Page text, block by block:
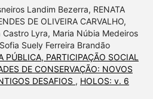
Landim Bezerra, RENATA
DE OLIVEIRA CARVALHO,
Castro Lyra, Maria Núbia Medeiros
Suely Ferreira Brandão
PÚBLICA, PARTICIPAÇÃO SOCIAL
DE CONSERVAÇÃO: NOVOS
DESAFIOS , HOLOS: v. 6